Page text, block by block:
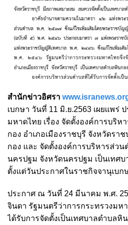
สำนักข่าวอิศรา
เบกษา วันที่ 11 มิ.ย.2563 เผยแพร่ ป
มหาดไทย เรื่อง จัดตั้งองค์การบริห
กอง อำเภอเมืองราชบุรี จังหวัดรา
กอง และ จัดตั้งองค์การบริหารส่วน
นครปฐม จังหวัดนครปฐม เป็นเทศ
ตั้งแต่วันประกาศในราชกิจจานุเบก
ประกาศ ณ วันที่ 24 มีนาคม พ.ศ.
จินดา รัฐมนตรีว่าการกระทรวงม
ได้รับการจัดตั้งเป็นเทศบาลตำบล